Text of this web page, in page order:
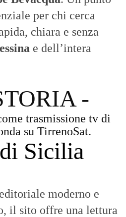
per chi cerca
chiara e senza
e dell’intera
-
trasmissione tv di
su TirrenoSat.
Sicilia
moderno e
il sito offre una lettura